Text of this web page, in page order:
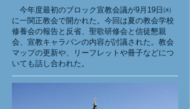
今年度最初のブロック宣教会議が9月19日㈭
に一関正教会で開かれた。今回は夏の教会学校
修養会の報告と反省、聖歌研修会と信徒懇親
会、宣教キャラバンの内容が討議された。教会
マップの更新や、リーフレットや冊子などにつ
いても話し合われた。